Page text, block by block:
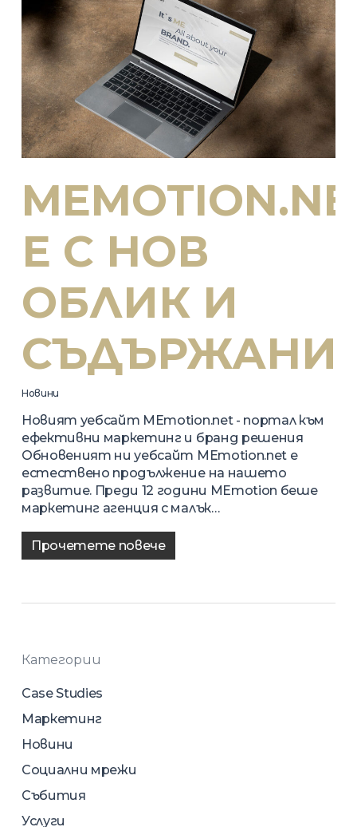
Е С НОВ
ОБЛИК И
Новини
Новият уебсайт MEmotion.net - портал към
ефективни маркетинг и бранд решения
Обновеният ни уебсайт MEmotion.net е
естествено продължение на нашето
развитие. Преди 12 години MEmotion беше
маркетинг агенция с малък…
Прочетете повече
Категории
Case Studies
Маркетинг
Новини
Социални мрежи
Събития
Услуги